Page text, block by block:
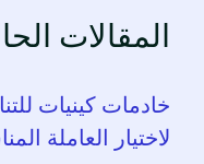
المقالات
خادمات كينيات
لاختيار العاملة